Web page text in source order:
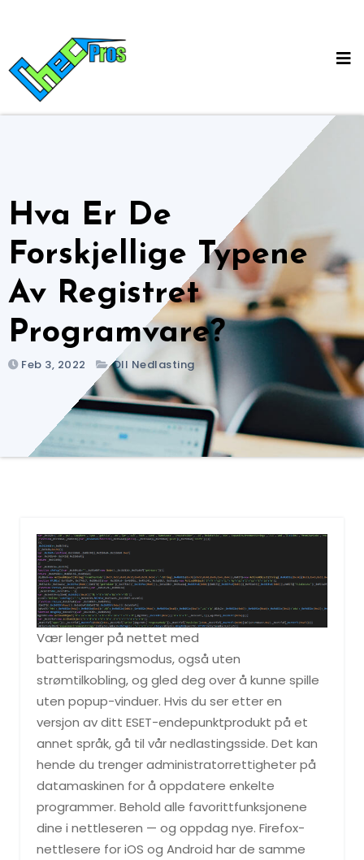
content
Hva Er De
Forskjellige Typene
Av Registret
Programvare?
Feb 3, 2022 Dll Nedlasting
Vær lenger på nettet med
batterisparingsmodus, også uten
strømtilkobling, og gled deg over å kunne spille
uten popup-vinduer. Hvis du ser etter en
versjon av ditt ESET-endepunktprodukt på et
annet språk, gå til vår nedlastingsside. Det kan
hende du trenger administratorrettigheter på
datamaskinen for å oppdatere enkelte
programmer. Behold alle favorittfunksjonene
dine i nettleseren — og oppdag nye. Firefox-
nettlesere for iOS og Android har de samme